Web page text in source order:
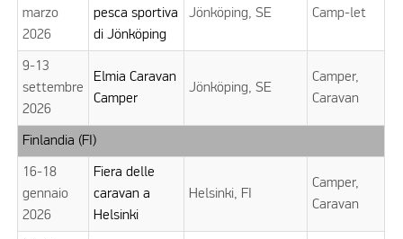
marzo
2026
pesca sportiva
di Jönköping
Jönköping, SE Camp-let
9-13
settembre
2026
Elmia Caravan
Camper
Jönköping, SE
Camper,
Caravan
Finlandia (FI)
16-18
gennaio
2026
Fiera delle
caravan a
Helsinki
Helsinki, FI
Camper,
Caravan